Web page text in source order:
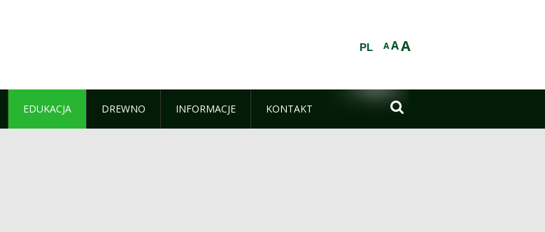
AAA
PL
EDUKACJA DREWNO INFORMACJE KONTAKT 